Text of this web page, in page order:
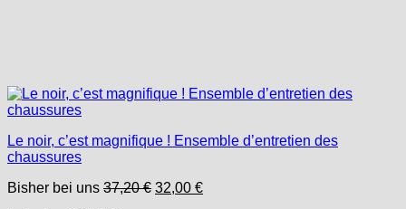
Le noir, c’est magnifique ! Ensemble d’entretien des
chaussures
Bisher bei uns 37,20€ Le
32,00 €Le